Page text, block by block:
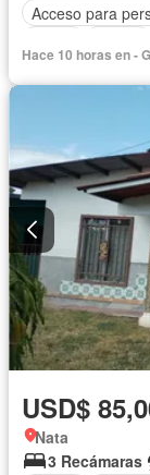
Acceso para
Hace 10 horas en -
USD$
Nata
3 Recámaras